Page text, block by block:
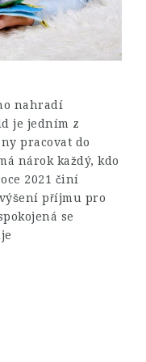
nahradí
je jedním z
pracovat do
nárok každý, kdo
2021 činí
příjmu pro
se